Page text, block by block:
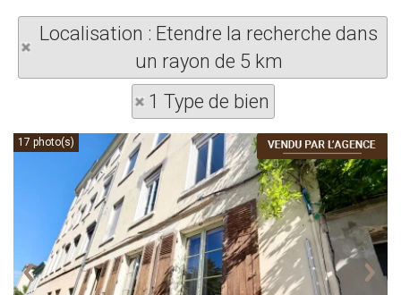
Localisation : Etendre la recherche dans
un rayon de 5 km
1 Type de bien
17 photo(s)